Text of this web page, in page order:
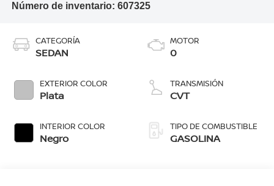
Número de inventario: 607325
CATEGORÍA
SEDAN
EXTERIOR COLOR
Plata
INTERIOR COLOR
Negro
MOTOR
0
TRANSMISIÓN
CVT
TIPO DE COMBUSTIBLE
GASOLINA